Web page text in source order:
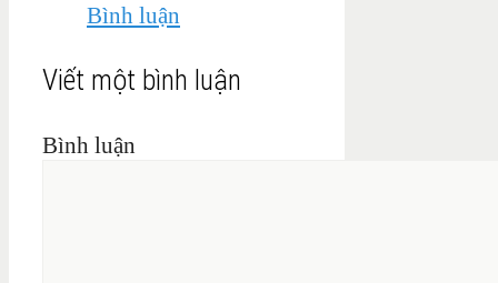
Bình luận
Viết một bình luận
Bình luận